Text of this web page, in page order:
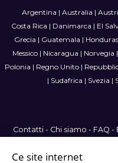
Argentina | Australia |
Costa Rica | Danimarca | El
Grecia | Guatemala | Honduras
Messico | Nicaragua | Norvegia |
Polonia | Regno Unito |
| Sudafrica | Svezia |
Contatti - Chi siamo - FAQ -